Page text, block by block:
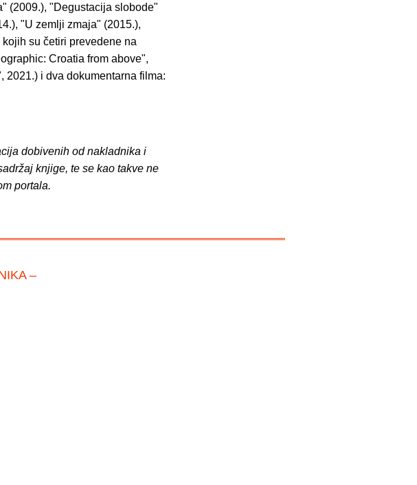
(2009.), "Degustacija slobode"
"U zemlji zmaja" (2015.),
su četiri prevedene na
Croatia from above",
2021.) i dva dokumentarna filma:
dobivenih od nakladnika i
knjige, te se kao takve ne
portala.
–